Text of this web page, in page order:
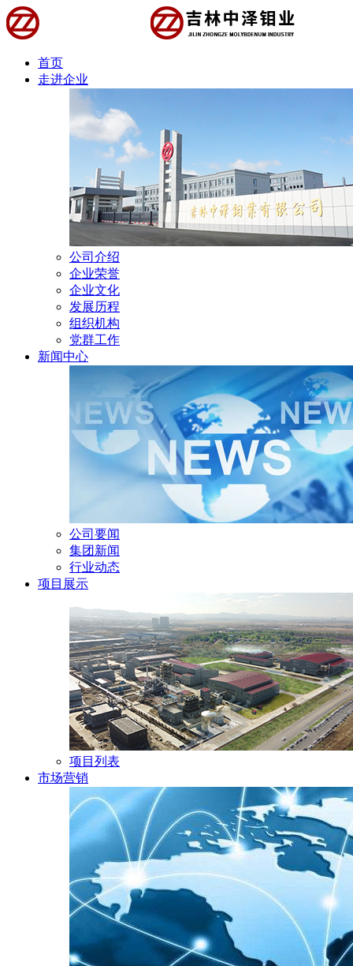
首页
走进企业
公司介绍
企业荣誉
企业文化
发展历程
组织机构
党群工作
新闻中心
公司要闻
集团新闻
行业动态
项目展示
项目列表
市场营销